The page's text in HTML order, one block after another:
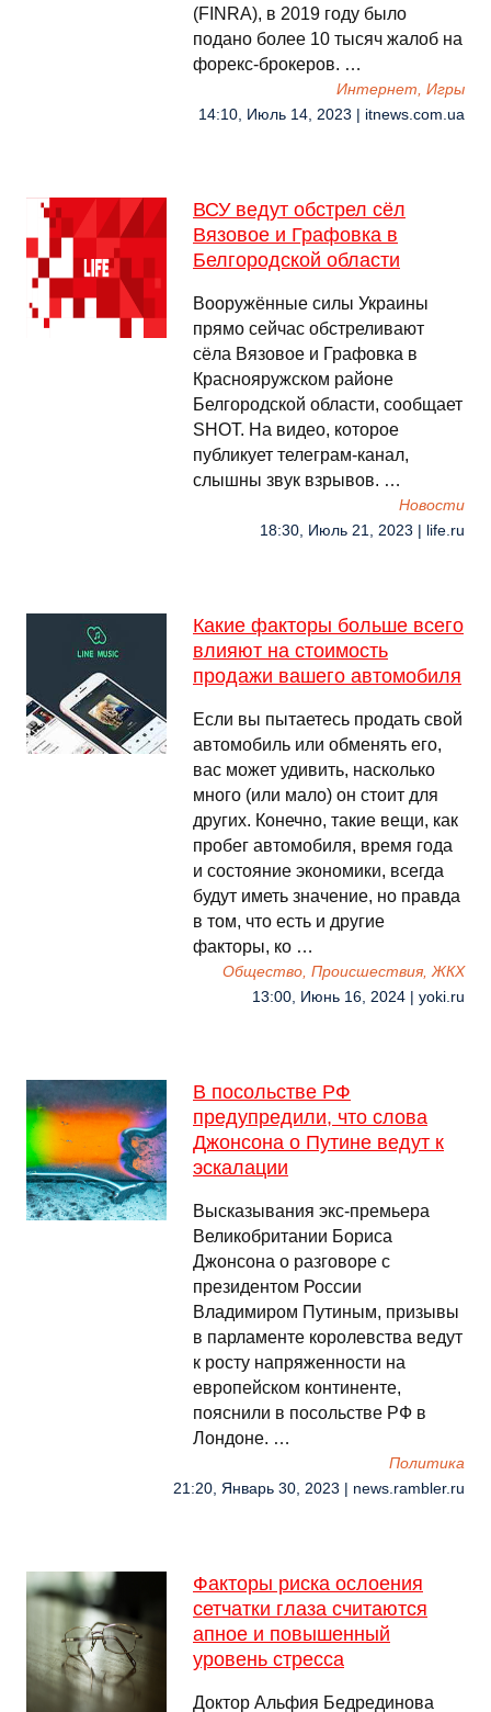
(FINRA), в 2019 году было
подано более 10 тысяч жалоб на
форекс-брокеров. …
Интернет, Игры
14:10, Июль 14, 2023 | itnews.com.ua
ВСУ ведут обстрел сёл
Вязовое и Графовка в
Белгородской области
Вооружённые силы Украины
прямо сейчас обстреливают
сёла Вязовое и Графовка в
Краснояружском районе
Белгородской области, сообщает
SHOT. На видео, которое
публикует телеграм-канал,
слышны звук взрывов. …
Новости
18:30, Июль 21, 2023 | life.ru
Какие факторы больше всего
влияют на стоимость
продажи вашего автомобиля
Если вы пытаетесь продать свой
автомобиль или обменять его,
вас может удивить, насколько
много (или мало) он стоит для
других. Конечно, такие вещи, как
пробег автомобиля, время года
и состояние экономики, всегда
будут иметь значение, но правда
в том, что есть и другие
факторы, ко …
Общество, Происшествия, ЖКХ
13:00, Июнь 16, 2024 | yoki.ru
В посольстве РФ
предупредили, что слова
Джонсона о Путине ведут к
эскалации
Высказывания экс-премьера
Великобритании Бориса
Джонсона о разговоре с
президентом России
Владимиром Путиным, призывы
в парламенте королевства ведут
к росту напряженности на
европейском континенте,
пояснили в посольстве РФ в
Лондоне. …
Политика
21:20, Январь 30, 2023 | news.rambler.ru
Факторы риска ослоения
сетчатки глаза считаются
апное и повышенный
уровень стресса
Доктор Альфия Бедрединова